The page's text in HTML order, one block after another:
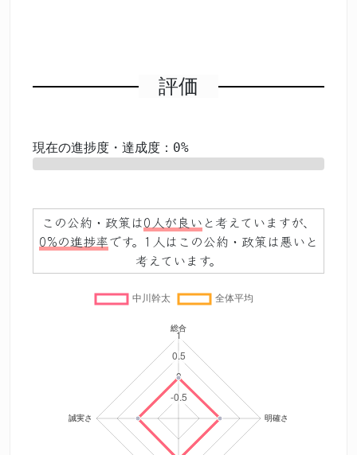
評価
現在の進捗度・達成度：0%
この公約・政策は0人が良い と考えていますが、
0%の進捗率です。1人はこの公約・政策は悪いと
考えています。